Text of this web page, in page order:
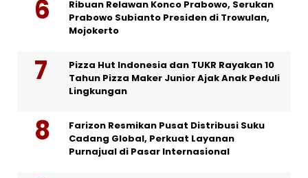
Ribuan Relawan Konco Prabowo, Serukan
Prabowo Subianto Presiden di Trowulan,
Mojokerto
Pizza Hut Indonesia dan TUKR Rayakan 10
Tahun Pizza Maker Junior Ajak Anak Peduli
Lingkungan
Farizon Resmikan Pusat Distribusi Suku
Cadang Global, Perkuat Layanan
Purnajual di Pasar Internasional